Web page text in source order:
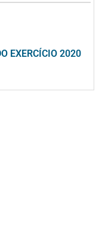
EXERCÍCIO 2020